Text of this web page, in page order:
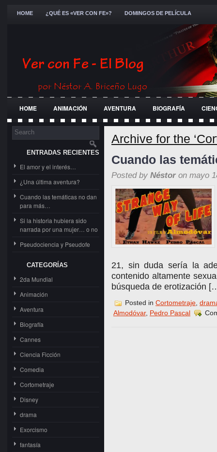
HOME ¿QUÉ ES «VER CON FE»? DOMINGOS DE PELÍCULA
HOME ANIMACIÓN AVENTURA BIOGRAFÍA
FESTIVALES
ENTRADAS RECIENTES
El amor y el interés…
¿Una última aventura?
Cuando las temáticas no dan
para más…
Si la historia hubiera sido
narrada por una mujer… o no
Pseudociencia y Pseudofe
CATEGORÍAS
2da Mundial
Animación
Aventura
Biografía
Cannes
Ciencia Ficción
Comedia
Cortometraje
Disney
drama
Exorcismo
fantasía
Archive for the
Cuando las
Posted by Néstoron mayo
21, sin duda sería la
contenido altamente
búsqueda de erotización
Posted in Cortometraje
Almodóvar, Pedro Pascal